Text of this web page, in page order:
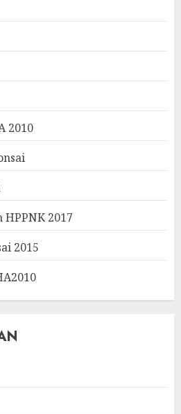
2010
2017
2015